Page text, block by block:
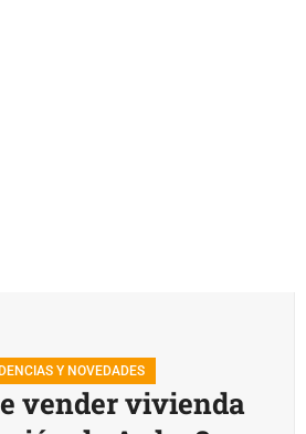
Y NOVEDADES
vender vivienda